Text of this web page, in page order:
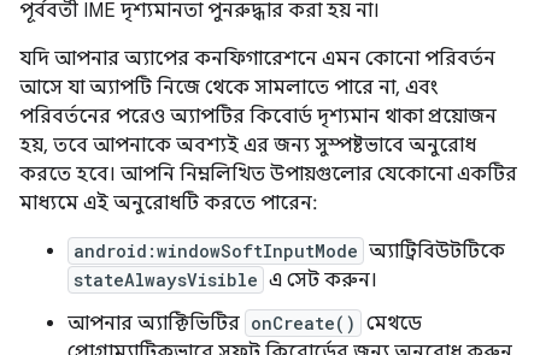
পূর্ববর্তী IME দৃশ্যমানতা পুনরুদ্ধার করা হয় না।
যদি আপনার অ্যাপের কনফিগারেশনে এমন কোনো পরিবর্তন
আসে যা অ্যাপটি নিজে থেকে সামলাতে পারে না, এবং
পরিবর্তনের পরেও অ্যাপটির কিবোর্ড দৃশ্যমান থাকা প্রয়োজন
হয়, তবে আপনাকে অবশ্যই এর জন্য সুস্পষ্টভাবে অনুরোধ
করতে হবে। আপনি নিম্নলিখিত উপায়গুলোর যেকোনো একটির
মাধ্যমে এই অনুরোধটি করতে পারেন:
android:windowSoftInputMode অ্যাট্রিবিউটটিকে
stateAlwaysVisible এ সেট করুন।
আপনার অ্যাক্টিভিটির onCreate() মেথডে